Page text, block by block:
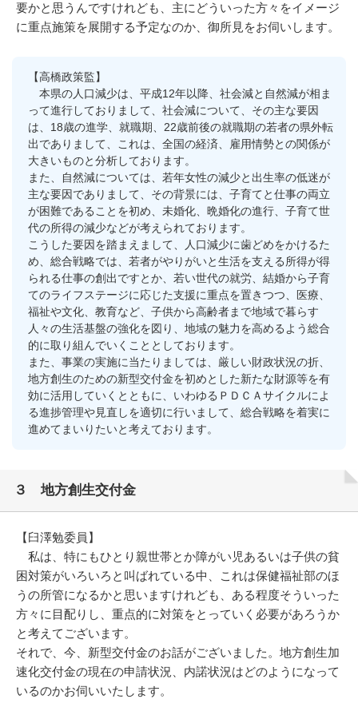
要かと思うんですけれども、主にどういった方々をイメージ
に重点施策を展開する予定なのか、御所見をお伺いします。
【高橋政策監】
本県の人口減少は、平成12年以降、社会減と自然減が相ま
って進行しておりまして、社会減について、その主な要因
は、18歳の進学、就職期、22歳前後の就職期の若者の県外転
出でありまして、これは、全国の経済、雇用情勢との関係が
大きいものと分析しております。
また、自然減については、若年女性の減少と出生率の低迷が
主な要因でありまして、その背景には、子育てと仕事の両立
が困難であることを初め、未婚化、晩婚化の進行、子育て世
代の所得の減少などが考えられております。
こうした要因を踏まえまして、人口減少に歯どめをかけるた
め、総合戦略では、若者がやりがいと生活を支える所得が得
られる仕事の創出ですとか、若い世代の就労、結婚から子育
てのライフステージに応じた支援に重点を置きつつ、医療、
福祉や文化、教育など、子供から高齢者まで地域で暮らす
人々の生活基盤の強化を図り、地域の魅力を高めるよう総合
的に取り組んでいくこととしております。
また、事業の実施に当たりましては、厳しい財政状況の折、
地方創生のための新型交付金を初めとした新たな財源等を有
効に活用していくとともに、いわゆるＰＤＣＡサイクルによ
る進捗管理や見直しを適切に行いまして、総合戦略を着実に
進めてまいりたいと考えております。
３ 地方創生交付金
【臼澤勉委員】
私は、特にもひとり親世帯とか障がい児あるいは子供の貧
困対策がいろいろと叫ばれている中、これは保健福祉部のほ
うの所管になるかと思いますけれども、ある程度そういった
方々に目配りし、重点的に対策をとっていく必要があろうか
と考えてございます。
それで、今、新型交付金のお話がございました。地方創生加
速化交付金の現在の申請状況、内諾状況はどのようになって
いるのかお伺いいたします。